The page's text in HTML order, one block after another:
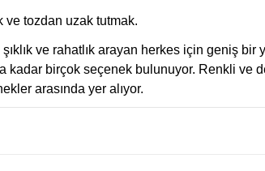
ve tozdan uzak tutmak.
şıklık ve rahatlık arayan herkes için geniş
birçok seçenek bulunuyor. Renkli ve
arasında yer alıyor.